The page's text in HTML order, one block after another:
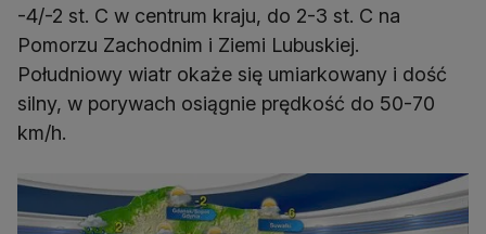
-4/-2 st. C w centrum kraju, do 2-3 st. C na
Pomorzu Zachodnim i Ziemi Lubuskiej.
Południowy wiatr okaże się umiarkowany i dość
silny, w porywach osiągnie prędkość do 50-70
km/h.